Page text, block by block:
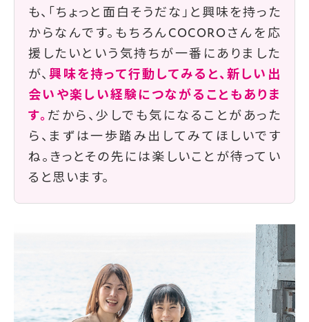
も、「ちょっと面白そうだな」と興味を持った
からなんです。もちろんCOCOROさんを応
援したいという気持ちが一番にありました
が、興味を持って行動してみると、新しい出
会いや楽しい経験につながることもありま
す。 だから、少しでも気になることがあった
ら、まずは一歩踏み出してみてほしいです
ね。きっとその先には楽しいことが待ってい
ると思います。